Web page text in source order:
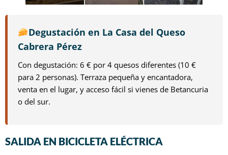
Degustación en La Casa del Queso
Cabrera Pérez
Con degustación: 6 € por 4 quesos diferentes (10 €
para 2 personas). Terraza pequeña y encantadora,
venta en el lugar, y acceso fácil si vienes de Betancuria
o del sur.
SALIDA EN BICICLETA ELÉCTRICA